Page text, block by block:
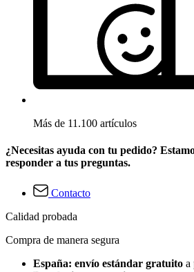
Más de 11.100 artículos
¿Necesitas ayuda con tu pedido?
responder a tus preguntas.
Contacto
Calidad probada
Compra de manera segura
España: envío estándar gratuito a